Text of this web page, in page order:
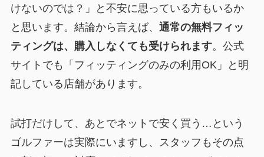
けないのでは？」と不安に思っている方もいるか
と思います。結論から言えば、 通常の無料フィッ
ティングは、購入しなくても受けられます。公式
サイトでも「フィッティングのみの利用OK」と明
記している店舗があります。
試打だけして、あとでネットで安く買う…という
ゴルファーは実際にいますし、スタッフもその点